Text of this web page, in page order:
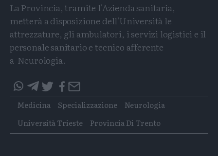
La Provincia, tramite l'Azienda sanitaria,
metterà a disposizione dell'Università le
attrezzature, gli ambulatori, i servizi logistici e il
personale sanitario e tecnico afferente
a Neurologia.
questo
articolo
su
Whatsapp
questo
articolo
su
Telegram
Tags
Medicina Specializzazione
Neurologia
Università Trieste
Provincia Di Trento